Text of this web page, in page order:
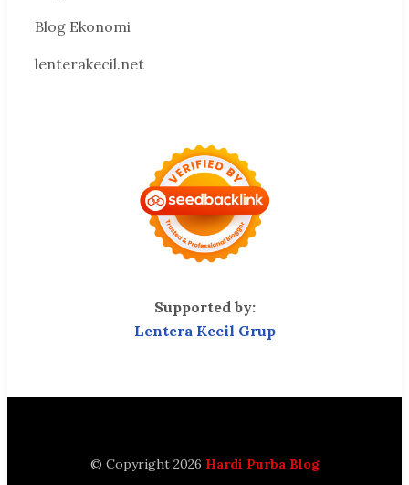
Blog Ekonomi
lenterakecil.net
Supported by:
Lentera Kecil Grup
© Copyright 2026 Hardi Purba Blog